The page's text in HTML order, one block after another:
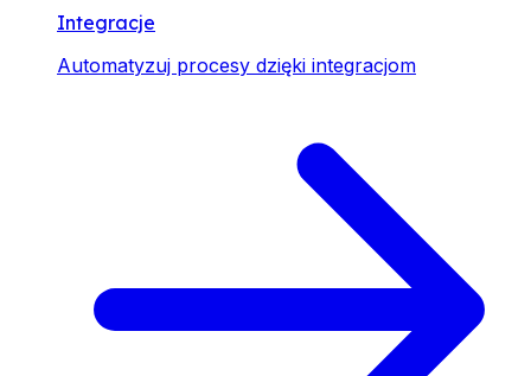
Integracje
Automatyzuj procesy dzięki integracjom